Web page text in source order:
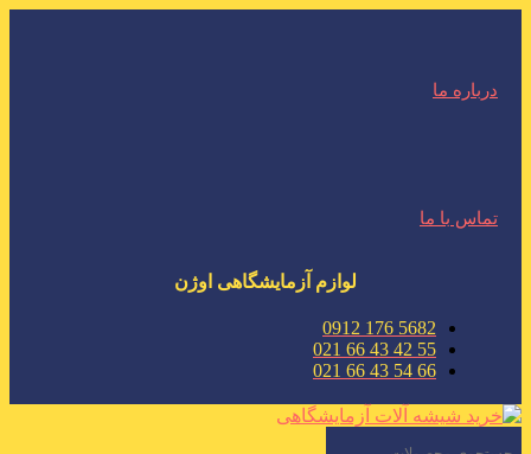
درباره ما
تماس با ما
لوازم آزمایشگاهی اوژن
5682 176 0912
55 42 43 66 021
66 54 43 66 021